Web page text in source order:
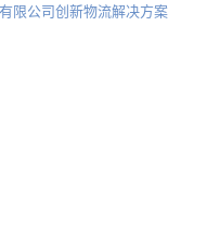
限公司创新物流解决方案